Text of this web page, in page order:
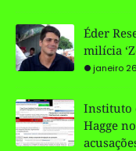
Éder
milícia
janeiro
Instituto
Hagge